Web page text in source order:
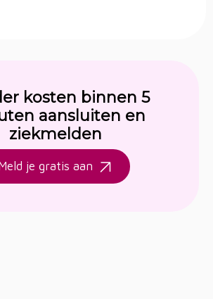
kosten binnen 5
aansluiten en
ziekmelden
je gratis aan